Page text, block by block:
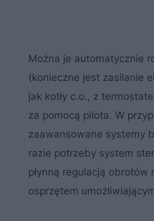
Można je automatycznie
(konieczne jest zasilanie
jak kotły c.o., z
za pomocą pilota. W
zaawansowane systemy
razie potrzeby system
płynną regulacją
osprzętem